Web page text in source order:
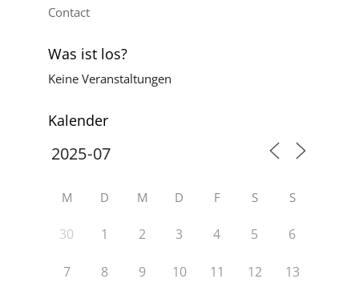
Contact
Was ist los?
Keine Veranstaltungen
Kalender
M D M D F S S
30 1 2 3 4 5 6
7 8 9 10 11 12 13